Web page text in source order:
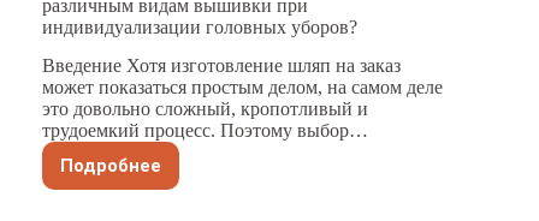
различным видам вышивки при
индивидуализации головных уборов?
Введение Хотя изготовление шляп на заказ
может показаться простым делом, на самом деле
это довольно сложный, кропотливый и
трудоемкий процесс. Поэтому выбор…
Подробнее
Каковы
технологические